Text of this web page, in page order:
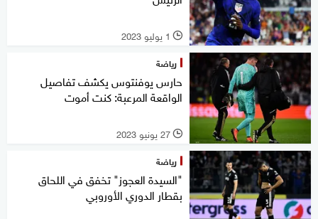
l 1 يوليو 2023
رياضة
حارس يوفنتوس يكشف تفاصيل
الواقعة المرعبة: كنت أموت
l 27 يونيو 2023
رياضة
"السيدة العجوز" تخفق في اللحاق
بقطار الدوري الأوروبي